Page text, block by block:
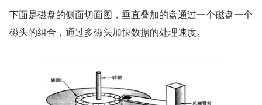
下面是磁盘的侧面切面图，垂直叠加的盘通过一个磁盘一个
磁头的组合，通过多磁头加快数据的处理速度。